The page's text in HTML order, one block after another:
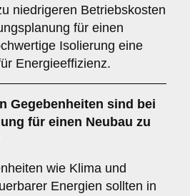
niedrigeren Betriebskosten
für einen
Isolierung eine
Energieeffizienz.
Gegebenheiten sind bei
für einen Neubau zu
wie Klima und
Energien sollten in